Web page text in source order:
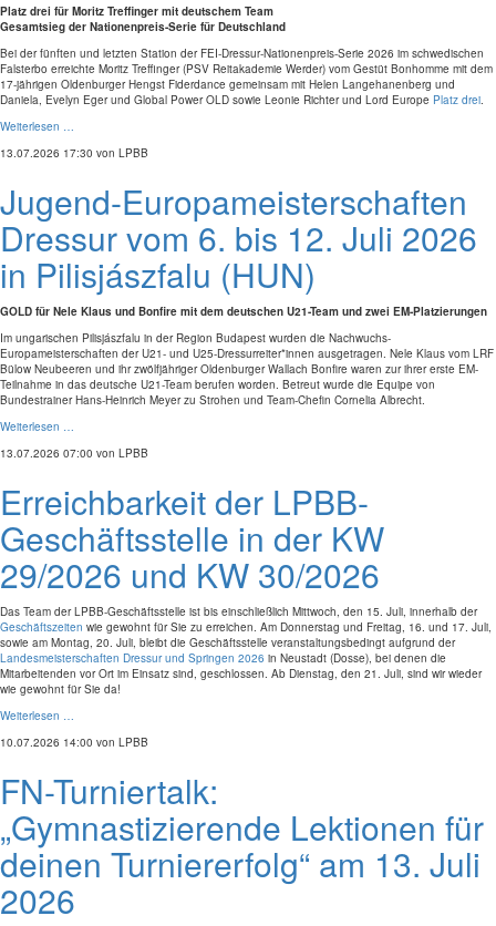
Platz drei für Moritz Treffinger mit deutschem Team
Gesamtsieg der Nationenpreis-Serie für Deutschland
Bei der fünften und letzten Station der FEI-Dressur-Nationenpreis-Serie 2026 im schwedischen
Falsterbo erreichte Moritz Treffinger (PSV Reitakademie Werder) vom Gestüt Bonhomme mit dem
17-jährigen Oldenburger Hengst Fiderdance gemeinsam mit Helen Langehanenberg und
Daniela, Evelyn Eger und Global Power OLD sowie Leonie Richter und Lord Europe Platz drei.
Weiterlesen …
13.07.2026 17:30 von LPBB
Jugend-Europameisterschaften
Dressur vom 6. bis 12. Juli 2026
in Pilisjászfalu (HUN)
GOLD für Nele Klaus und Bonfire mit dem deutschen U21-Team und zwei EM-Platzierungen
Im ungarischen Pilisjászfalu in der Region Budapest wurden die Nachwuchs-
Europameisterschaften der U21- und U25-Dressurreiter*innen ausgetragen. Nele Klaus vom LRF
Bülow Neubeeren und ihr zwölfjähriger Oldenburger Wallach Bonfire waren zur ihrer erste EM-
Teilnahme in das deutsche U21-Team berufen worden. Betreut wurde die Equipe von
Bundestrainer Hans-Heinrich Meyer zu Strohen und Team-Chefin Cornelia Albrecht.
Weiterlesen …
13.07.2026 07:00 von LPBB
Erreichbarkeit der LPBB-
Geschäftsstelle in der KW
29/2026 und KW 30/2026
Das Team der LPBB-Geschäftsstelle ist bis einschließlich Mittwoch, den 15. Juli, innerhalb der
Geschäftszeiten wie gewohnt für Sie zu erreichen. Am Donnerstag und Freitag, 16. und 17. Juli,
sowie am Montag, 20. Juli, bleibt die Geschäftsstelle veranstaltungsbedingt aufgrund der
Landesmeisterschaften Dressur und Springen 2026 in Neustadt (Dosse), bei denen die
Mitarbeitenden vor Ort im Einsatz sind, geschlossen. Ab Dienstag, den 21. Juli, sind wir wieder
wie gewohnt für Sie da!
Weiterlesen …
10.07.2026 14:00 von LPBB
FN-Turniertalk:
„Gymnastizierende Lektionen für
deinen Turniererfolg“ am 13. Juli
2026